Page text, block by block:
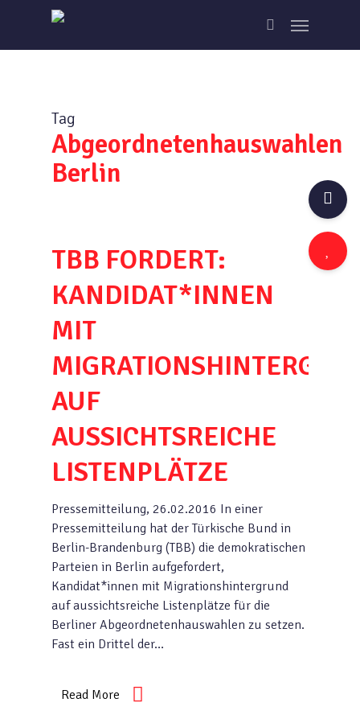
main
search
Menu
Tag
Abgeordnetenhauswahlen
Berlin
TBB FORDERT:
KANDIDAT*INNEN
MIT
AUF
AUSSICHTSREICHE
LISTENPLÄTZE
Pressemitteilung, 26.02.2016 In einer
Pressemitteilung hat der Türkische Bund in
Berlin-Brandenburg (TBB) die demokratischen
Parteien in Berlin aufgefordert,
Kandidat*innen mit Migrationshintergrund
auf aussichtsreiche Listenplätze für die
Berliner Abgeordnetenhauswahlen zu setzen.
Fast ein Drittel der…
Read More